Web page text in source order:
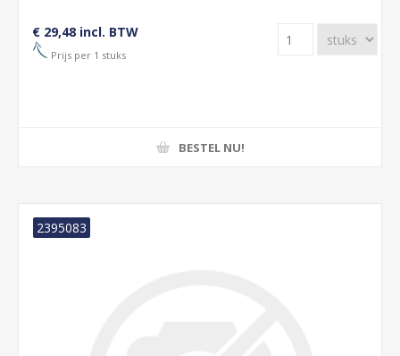
€ 29,48 incl. BTW
Prijs per 1 stuks
BESTEL NU!
2395083